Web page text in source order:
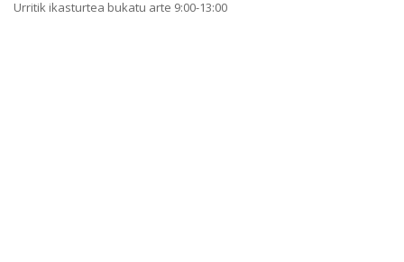
Urritik ikasturtea bukatu arte 9:00-13:00